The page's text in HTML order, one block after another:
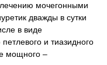
мочегонными
дважды в сутки
в виде
и тиазидного
мощного –